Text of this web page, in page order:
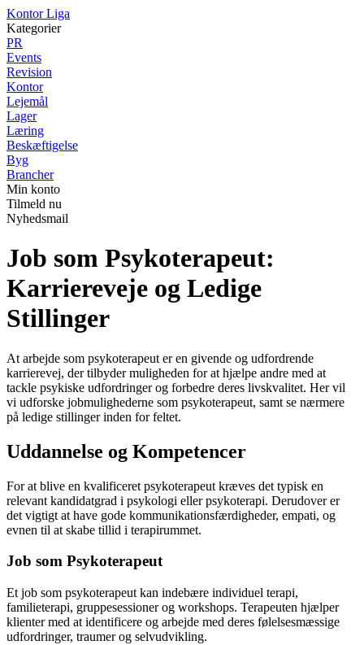
KontorLiga
Kategorier
PR
Events
Revision
Kontor
Lejemål
Lager
Læring
Beskæftigelse
Byg
Brancher
Min konto
Tilmeld nu
Nyhedsmail
Job som Psykoterapeut:
Karriereveje og Ledige
Stillinger
At arbejde som psykoterapeut er en givende og udfordrende
karrierevej, der tilbyder muligheden for at hjælpe andre med at
tackle psykiske udfordringer og forbedre deres livskvalitet. Her vil
vi udforske jobmulighederne som psykoterapeut, samt se nærmere
på ledige stillinger inden for feltet.
Uddannelse og Kompetencer
For at blive en kvalificeret psykoterapeut kræves det typisk en
relevant kandidatgrad i psykologi eller psykoterapi. Derudover er
det vigtigt at have gode kommunikationsfærdigheder, empati, og
evnen til at skabe tillid i terapirummet.
Job som Psykoterapeut
Et job som psykoterapeut kan indebære individuel terapi,
familieterapi, gruppesessioner og workshops. Terapeuten hjælper
klienter med at identificere og arbejde med deres følelsesmæssige
udfordringer, traumer og selvudvikling.